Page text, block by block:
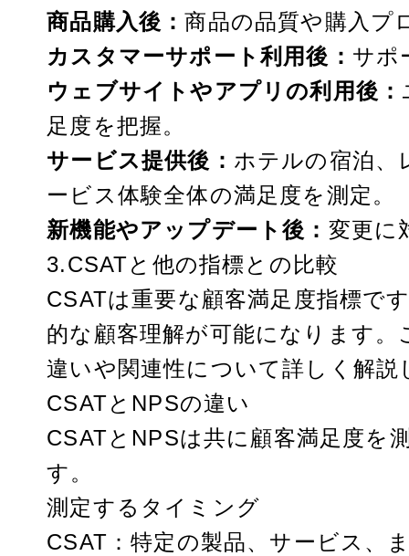
商品購入後：商品の品質や購入プ
カスタマーサポート利用後： サポ
ウェブサイトやアプリの利用後：
足度を把握。
サービス提供後： ホテルの宿泊、
ービス体験全体の満足度を測定。
新機能やアップデート後： 変更に
3.CSATと他の指標との比較
CSATは重要な顧客満足度指標で
的な顧客理解が可能になります
違いや関連性について詳しく解説
CSATとNPSの違い
CSATとNPSは共に顧客満足度を
す。
測定するタイミング
CSAT：特定の製品、サービス、